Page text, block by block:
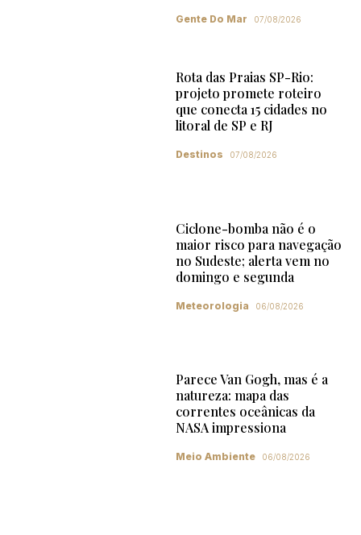
Gente Do Mar 07/08/2026
Rota das Praias SP-Rio:
projeto promete roteiro
que conecta 15 cidades no
litoral de SP e RJ
Destinos 07/08/2026
Ciclone-bomba não é o
maior risco para navegação
no Sudeste; alerta vem no
domingo e segunda
Meteorologia 06/08/2026
Parece Van Gogh, mas é a
natureza: mapa das
correntes oceânicas da
NASA impressiona
Meio Ambiente 06/08/2026